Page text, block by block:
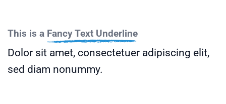
This is a Fancy Text Underline
Dolor sit amet, consectetuer adipiscing elit,
sed diam nonummy.